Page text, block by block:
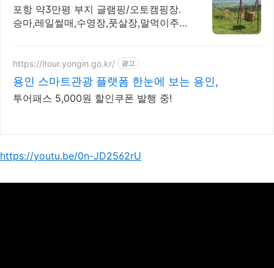
험/레일썰매/수영이함께
포항 약3만평 부지 글램핑/오토캠핑장.
승마,레일썰매,수영장,풋살장,말먹이주
https://itour.yongin.go.kr/ 광고
용인 스마트관광 플랫폼 한눈에 보는 용인,
투어패스 5,000원 할인쿠폰 발행 중!
https://youtu.be/0n-JD2562rU